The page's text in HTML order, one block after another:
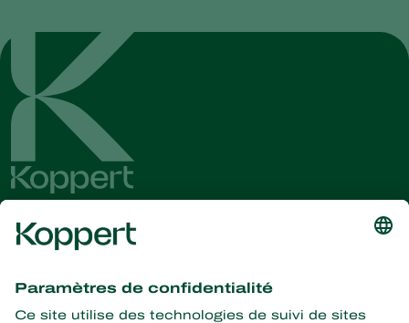
nouvelles et informations